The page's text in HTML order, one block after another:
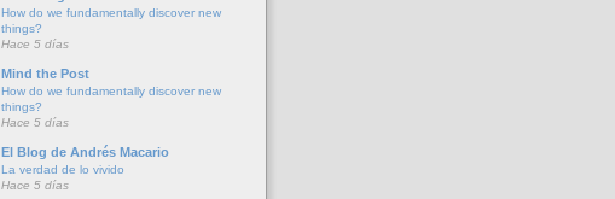
How do we fundamentally discover new
things?
Hace 5 días
Mind the Post
How do we fundamentally discover new
things?
Hace 5 días
El Blog de Andrés Macario
La verdad de lo vivido
Hace 5 días